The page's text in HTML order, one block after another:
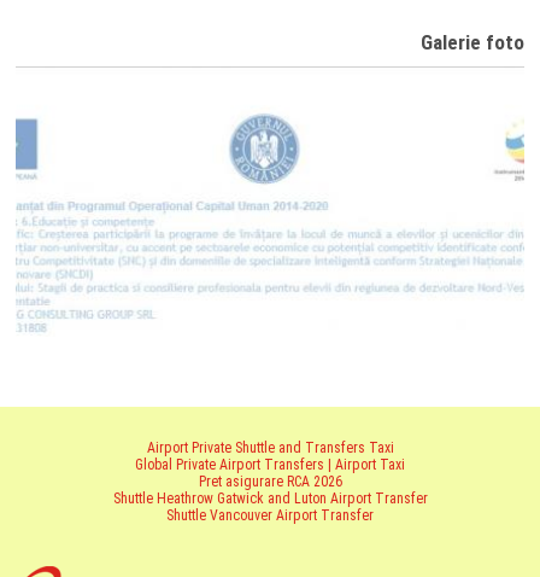
Galerie foto
Airport Private Shuttle and Transfers Taxi
Global Private Airport Transfers | Airport Taxi
Pret asigurare RCA 2026
Shuttle Heathrow Gatwick and Luton Airport Transfer
Shuttle Vancouver Airport Transfer